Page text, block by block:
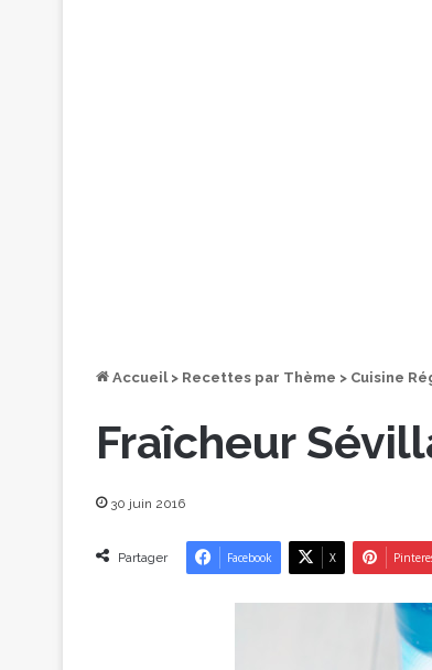
Accueil > Recettes par Thème > Cuisine
Fraîcheur
30 juin 2016
Partager Facebook X